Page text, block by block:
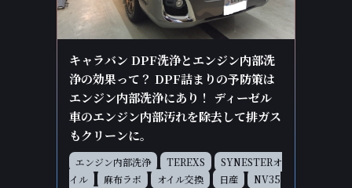
キャラバン DPF洗浄とエンジン内部洗
浄の効果って？ DPF詰まりの予防策は
エンジン内部洗浄にあり！ ディーゼル
車のエンジン内部汚れを除去して排ガス
もクリーンに。
エンジン内部洗浄 TEREXS
SYNESTERオ
イル
麻布ラボ オイル交換 日産
NV35